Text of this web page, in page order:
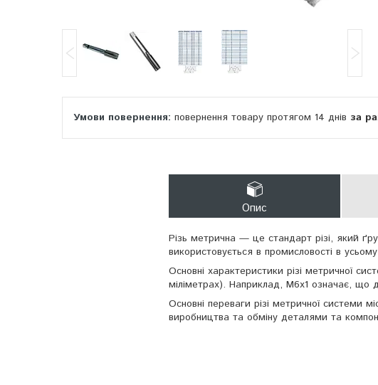
повернення товару протягом 14 днів за
Опис
Різь метрична — це стандарт різі, який
використовується в промисловості в
Основні характеристики різі метричної
міліметрах). Наприклад, M6x1 означає, що
Основні переваги різі метричної системи
виробництва та обміну деталями та